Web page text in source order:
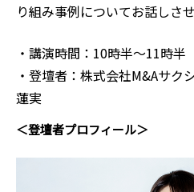
り組み事例についてお話しさ
・講演時間：10時半～11時半
・登壇者：株式会社M&Aサ
蓮実
＜登壇者プロフィール＞